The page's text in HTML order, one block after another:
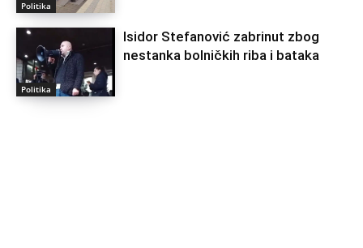
Politika
Politika
Isidor Stefanović zabrinut zbog
nestanka bolničkih riba i bataka